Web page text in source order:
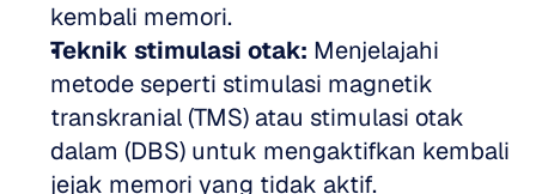
kembali memori.
Teknik stimulasi otak: Menjelajahi
metode seperti stimulasi magnetik
transkranial (TMS) atau stimulasi otak
dalam (DBS) untuk mengaktifkan kembali
jejak memori yang tidak aktif.